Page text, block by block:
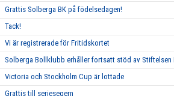
Grattis Solberga BK på födelsedagen!
Tack!
Vi är registrerade för Fritidskortet
Solberga Bollklubb erhåller fortsatt stöd av Stiftelsen
Victoria och Stockholm Cup är lottade
Grattis till seriesegern